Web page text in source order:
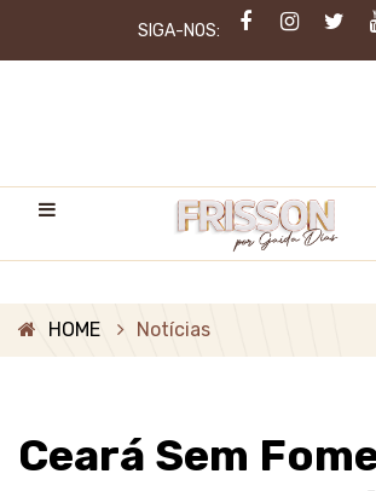
SIGA-NOS:
HOME Notícias
Ceará Sem